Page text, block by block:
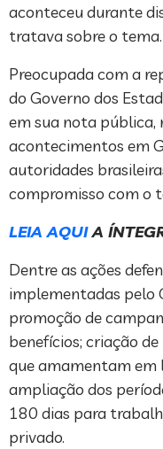
aconteceu durante
tratava sobre o tema.
Preocupada com a
do Governo dos
em sua nota pública,
acontecimentos em
autoridades
compromisso com o
LEIA AQUIA
Dentre as ações
implementadas pelo
promoção de
benefícios; criação
que amamentam em
ampliação dos
180 dias para
privado.